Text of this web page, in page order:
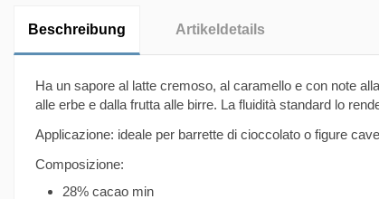
Beschreibung Artikeldetails
Ha un sapore al latte cremoso, al caramello e con note
alle erbe e dalla frutta alle birre. La fluidità standard lo
Applicazione: ideale per barrette di cioccolato o figure
Composizione:
28% cacao min